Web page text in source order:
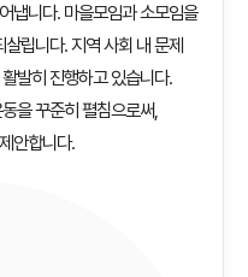
냅니다. 마을모임과 소모임을
립니다. 지역 사회 내 문제
발히 진행하고 있습니다.
을 꾸준히 펼침으로써,
안합니다.